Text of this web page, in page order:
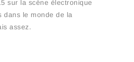
sur la scène électronique
dans le monde de la
assez.